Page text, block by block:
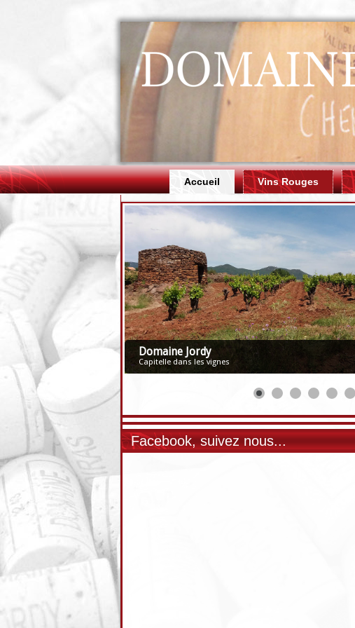
Accueil Vins Rouges
Domaine Jordy
Capitelle dans les vignes
Facebook, suivez nous...